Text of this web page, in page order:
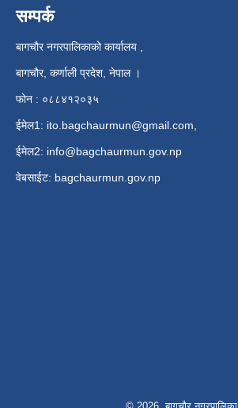
सम्पर्क
बागचौर नगरपालिकाको कार्यालय ,
बागचौर, कर्णाली प्रदेश, नेपाल ।
फोन : ०८८४१२०३५
ईमेल1: ito.bagchaurmun@gmail.com
ईमेल2: info@bagchaurmun.gov.np
वे‍बसाईट: bagchaurmun.gov.np